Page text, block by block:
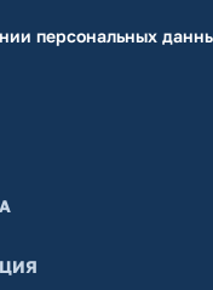
персональных